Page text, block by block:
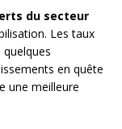
du secteur
Les taux
en quête
une meilleure